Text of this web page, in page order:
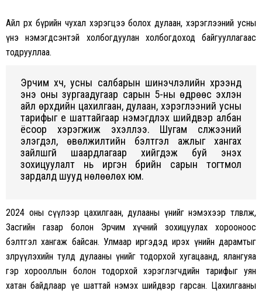
Айл өрх бүрийн чухал хэрэгцээ болох дулаан, хэрэглээний усны
үнэ нэмэгдсэнтэй холбогдуулан холбогдоход байгууллагаас
тодрууллаа.
Эрчим хүч, усны салбарын шинэчлэлийн хүрээнд
энэ оны зургаадугаар сарын 5-ны өдрөөс эхлэн
айл өрхүүдийн цахилгаан, дулаан, хэрэглээний усны
тарифыг үе шаттайгаар нэмэгдүүлэх шийдвэр албан
ёсоор хэрэгжиж эхэллээ. Шугам сүлжээний
элэгдэл, өвөлжилтийн бэлтгэл ажлыг хангах
зайлшгүй шаардлагаар хийгдэж буй энэхүү
зохицуулалт нь иргэн бүрийн сарын тогтмол
зардалд шууд нөлөөлөх юм.
2024 оны сүүлээр цахилгаан, дулааны үнийг нэмэхээр төлөвлөж,
Засгийн газар болон Эрчим хүчний зохицуулах хорооноос
бэлтгэл хангаж байсан. Улмаар иргэдэд ирэх үнийн дарамтыг
зөөлрүүлэхийн тулд дулааны үнийг тодорхой хугацаанд, ялангуяа
гэр хорооллын болон тодорхой хэрэглэгчдийн тарифыг уян
хатан байдлаар үе шаттай нэмэх шийдвэр гарсан. Цахилгааны